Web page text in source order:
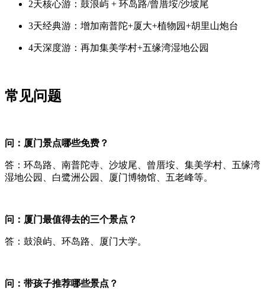
2天核心游：鼓浪屿 + 环岛路/曾厝垵/沙坡尾
3天经典游：增加南普陀+厦大+植物园+胡里山炮台
4天深度游：再加集美学村+五缘湾湿地公园
常见问题
问：厦门景点哪些免费？
答：环岛路、南普陀寺、沙坡尾、曾厝垵、集美学村、五缘湾
湿地公园、白鹭洲公园、厦门博物馆、五老峰等。
问：厦门最值得去的三个景点？
答：鼓浪屿、环岛路、厦门大学。
问：带孩子推荐哪些景点？